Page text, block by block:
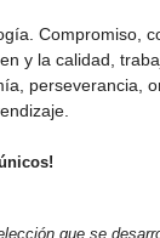
Compromiso,
y la calidad,
perseverancia,
que se